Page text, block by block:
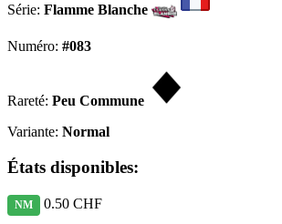
Série: Flamme Blanche
Numéro: #083
Rareté: Peu Commune
Variante: Normal
États disponibles:
NM 0.50 CHF